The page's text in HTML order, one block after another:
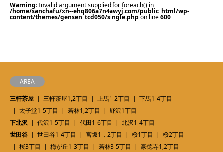
Warning: Invalid argument supplied for foreach() in
/home/sanchafu/xn--ehq806a7n4awyj.com/public_html/wp-
content/themes/gensen_tcd050/single.php on line600
AREA
三軒茶屋
三軒茶屋1,2丁目 上馬1-2丁目
下馬1-4丁目
太子堂1-5丁目
若林1,2丁目
野沢1丁目
下北沢
代沢1-5丁目 代田1-6丁目
北沢1-4丁目
世田谷
世田谷1-4丁目 宮坂1，2丁目 桜1丁目
桜2丁目
桜3丁目
梅が丘1-3丁目 若林3-5丁目
豪徳寺1,2丁目